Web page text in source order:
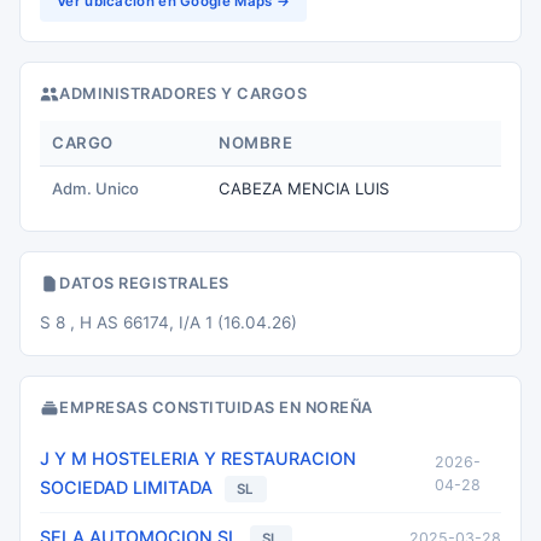
ADMINISTRADORES Y CARGOS
CARGO NOMBRE
Adm. Unico CABEZA MENCIA LUIS
DATOS REGISTRALES
S 8 , H AS 66174, I/A 1 (16.04.26)
EMPRESAS CONSTITUIDAS EN NOREÑA
J Y M HOSTELERIA Y RESTAURACION
SOCIEDAD LIMITADA
SL
2026-
04-28
SELA AUTOMOCION SL 2025-03-28